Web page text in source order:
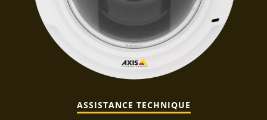
ASSISTANCE TECHNIQUE